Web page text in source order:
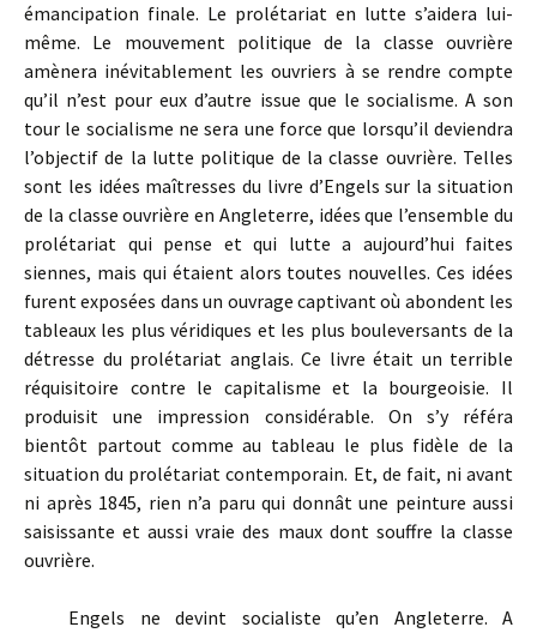
émancipation finale. Le prolétariat en lutte s’aidera lui-
même. Le mouvement politique de la classe ouvrière
amènera inévitablement les ouvriers à se rendre compte
qu’il n’est pour eux d’autre issue que le socialisme. A son
tour le socialisme ne sera une force que lorsqu’il deviendra
l’objectif de la lutte politique de la classe ouvrière. Telles
sont les idées maîtresses du livre d’Engels sur la situation
de la classe ouvrière en Angleterre, idées que l’ensemble du
prolétariat qui pense et qui lutte a aujourd’hui faites
siennes, mais qui étaient alors toutes nouvelles. Ces idées
furent exposées dans un ouvrage captivant où abondent les
tableaux les plus véridiques et les plus bouleversants de la
détresse du prolétariat anglais. Ce livre était un terrible
réquisitoire contre le capitalisme et la bourgeoisie. Il
produisit une impression considérable. On s’y référa
bientôt partout comme au tableau le plus fidèle de la
situation du prolétariat contemporain. Et, de fait, ni avant
ni après 1845, rien n’a paru qui donnât une peinture aussi
saisissante et aussi vraie des maux dont souffre la classe
ouvrière.
Engels ne devint socialiste qu’en Angleterre. A